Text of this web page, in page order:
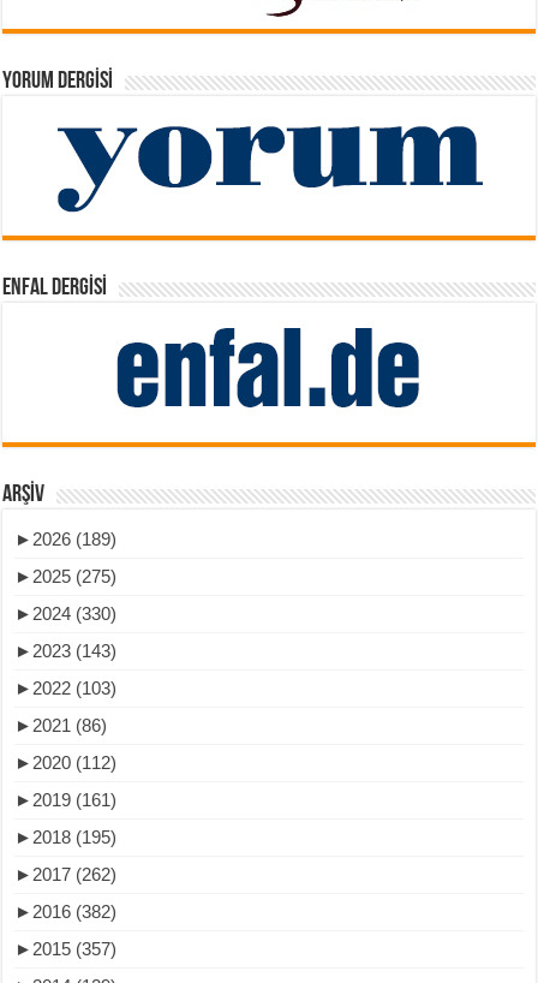
YORUM DERGISI
ENFAL DERGISI
ARŞIV
► 2026 (189)
► 2025 (275)
► 2024 (330)
► 2023 (143)
► 2022 (103)
► 2021 (86)
► 2020 (112)
► 2019 (161)
► 2018 (195)
► 2017 (262)
► 2016 (382)
► 2015 (357)